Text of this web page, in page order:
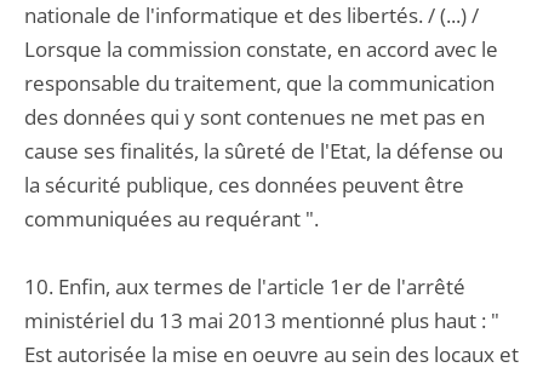
nationale de l'informatique et des libertés. / (...) /
Lorsque la commission constate, en accord avec le
responsable du traitement, que la communication
des données qui y sont contenues ne met pas en
cause ses finalités, la sûreté de l'Etat, la défense ou
la sécurité publique, ces données peuvent être
communiquées au requérant ".
10. Enfin, aux termes de l'article 1er de l'arrêté
ministériel du 13 mai 2013 mentionné plus haut : "
Est autorisée la mise en oeuvre au sein des locaux et